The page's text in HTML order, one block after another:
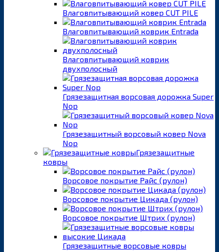
Влаговпитывающий ковер CUT PILE
Влаговпитывающий коврик Entrada
Влаговпитывающий коврик
двухполосный
Грязезащитная ворсовая дорожка Super
Nop
Грязезащитный ворсовый ковер Nova
Nop
Грязезащитные
ковры
Ворсовое покрытие Райс (рулон)
Ворсовое покрытие Цикада (рулон)
Ворсовое покрытие Штрих (рулон)
Грязезащитные ворсовые ковры